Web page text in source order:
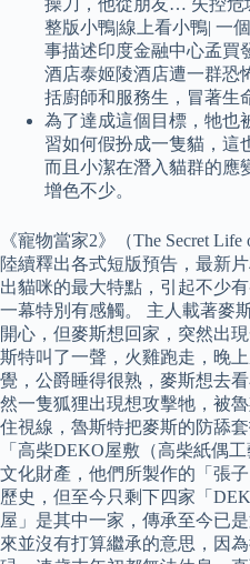
整版小鴨|線上看小鴨| 一
事描述印度金融中心孟買
酒店泰姬陵酒店遭一群恐
括廚師和服務生，冒著生
為了達成這個目標，牠也
習如何假扮成一隻貓，這
而且小潔在潛入貓群的應
增色不少。
《寵物當家2》（The Secret
陸續釋出各式短版預告，最新
出貓咪的最大特點，引起不少
一幕特別有感觸。 主人載著麥
開心，但麥斯想回家，突然出
斯特叫了一聲，火雞跑走，晚
覺，公爵睡得很熟，麥斯想去
然一隻狐狸出現想攻擊牠，被
住視線，魯斯特把麥斯的防舔
「高柴DEKO屋敷（高柴紙偶
文化財產，他們所製作的「張
歷史，但至今只剩下四家「
屋」是其中一家，傳承至今已
來並沒有打算繼承的意思，因